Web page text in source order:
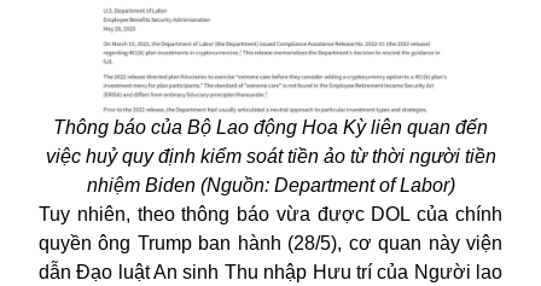
Thông báo của Bộ Lao động Hoa Kỳ liên quan đến
việc huỷ quy định kiểm soát tiền ảo từ thời người tiền
nhiệm Biden (Nguồn: Department of Labor)
Tuy nhiên, theo thông báo vừa được DOL của chính
quyền ông Trumpban hành (28/5), cơ quan này viện
dẫn Đạo luật An sinh Thu nhập Hưu trí của Người lao